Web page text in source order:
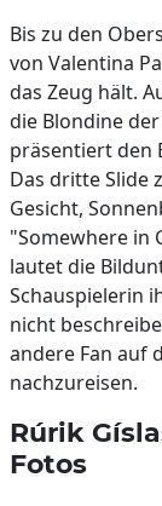
Bis zu den
von Valentina
das Zeug hält.
die Blondine
präsentiert den
Das dritte Slide
Gesicht,
"Somewhere in
lautet die
Schauspielerin
nicht
andere Fan auf
nachzureisen.
Rúrik
Fotos